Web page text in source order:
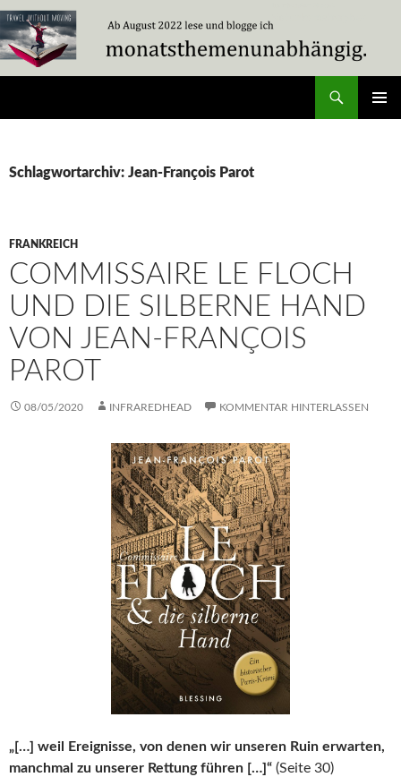
Zum
Inhalt
springen
Schlagwortarchiv: Jean-François Parot
FRANKREICH
COMMISSAIRE LE FLOCH
UND DIE SILBERNE HAND
VON JEAN-FRANÇOIS
PAROT
08/05/2020 INFRAREDHEAD KOMMENTAR HINTERLASSEN
„[…] weil Ereignisse, von denen wir unseren Ruin erwarten,
manchmal zu unserer Rettung führen […]“ (Seite 30)